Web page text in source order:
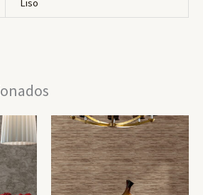
Liso